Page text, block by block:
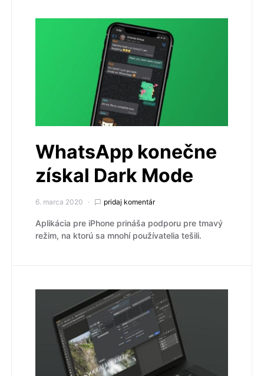
WhatsApp konečne
získal Dark Mode
6. marca 2020 pridaj komentár
Aplikácia pre iPhone prináša podporu pre tmavý
režim, na ktorú sa mnohí používatelia tešili.